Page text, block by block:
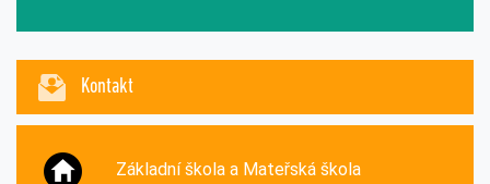
Kontakt
Základní škola a Mateřská škola